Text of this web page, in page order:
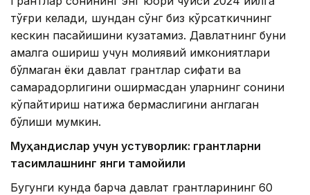
тўғри келади, шундан сўнг биз кўрсаткичнинг
кескин пасайишини кузатамиз. Давлатнинг буни
амалга ошириш учун молиявий имкониятлари
бўлмаган ёки давлат грантлар сифати ва
самарадорлигини оширмасдан уларнинг сонини
кўпайтириш натижа бермаслигини англаган
бўлиши мумкин.
Муҳандислар учун устуворлик: грантларни
тақсимлашнинг янги тамойили
Бугунги кунда барча давлат грантларининг 60